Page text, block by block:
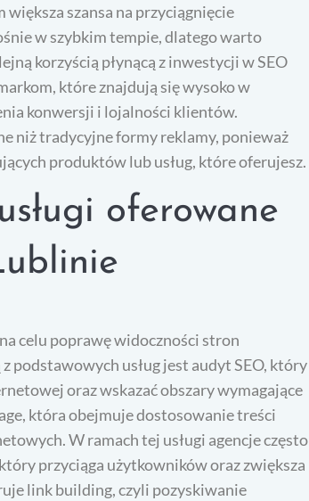
szansa na przyciągnięcie
w szybkim tempie, dlatego warto
korzyścią płynącą z inwestycji w SEO
które znajdują się wysoko w
konwersji i lojalności klientów.
niż tradycyjne formy reklamy, ponieważ
produktów lub usług, które oferujesz.
oferowane
celu poprawę widoczności stron
podstawowych usług jest audyt SEO, który
oraz wskazać obszary wymagające
która obejmuje dostosowanie treści
W ramach tej usługi agencje często
przyciąga użytkowników oraz zwiększa
link building, czyli pozyskiwanie